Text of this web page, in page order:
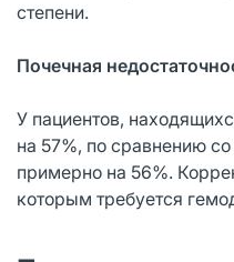
степени.
Почечная
У пациентов,
на 57%, по сравнению
примерно на 56%.
которым требуется